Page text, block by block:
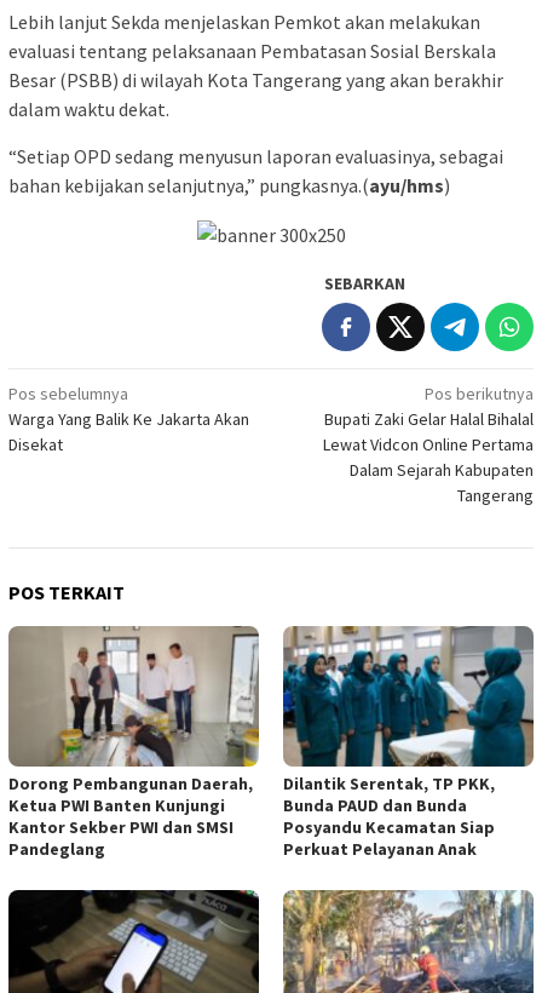
Lebih lanjut Sekda menjelaskan Pemkot akan melakukan
evaluasi tentang pelaksanaan Pembatasan Sosial Berskala
Besar (PSBB) di wilayah Kota Tangerang yang akan berakhir
dalam waktu dekat.
“Setiap OPD sedang menyusun laporan evaluasinya, sebagai
bahan kebijakan selanjutnya,” pungkasnya.(ayu/hms)
SEBARKAN
Navigasi
pos
Pos sebelumnya
Warga Yang Balik Ke Jakarta Akan
Disekat
Pos berikutnya
Bupati Zaki Gelar Halal Bihalal
Lewat Vidcon Online Pertama
Dalam Sejarah Kabupaten
Tangerang
POS TERKAIT
Dorong Pembangunan Daerah,
Ketua PWI Banten Kunjungi
Kantor Sekber PWI dan SMSI
Pandeglang
Dilantik Serentak, TP PKK,
Bunda PAUD dan Bunda
Posyandu Kecamatan Siap
Perkuat Pelayanan Anak